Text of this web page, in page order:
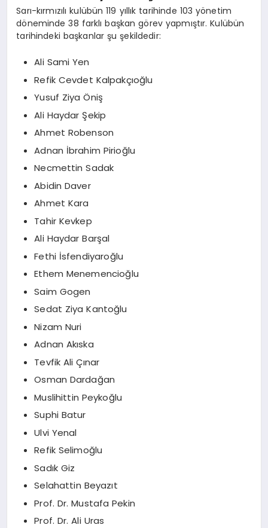
Sarı-kırmızılı kulübün 119 yıllık tarihinde 103 yönetim
döneminde 38 farklı başkan görev yapmıştır. Kulübün
tarihindeki başkanlar şu şekildedir:
Ali Sami Yen
Refik Cevdet Kalpakçıoğlu
Yusuf Ziya Öniş
Ali Haydar Şekip
Ahmet Robenson
Adnan İbrahim Pirioğlu
Necmettin Sadak
Abidin Daver
Ahmet Kara
Tahir Kevkep
Ali Haydar Barşal
Fethi İsfendiyaroğlu
Ethem Menemencioğlu
Saim Gogen
Sedat Ziya Kantoğlu
Nizam Nuri
Adnan Akıska
Tevfik Ali Çınar
Osman Dardağan
Muslihittin Peykoğlu
Suphi Batur
Ulvi Yenal
Refik Selimoğlu
Sadık Giz
Selahattin Beyazıt
Prof. Dr. Mustafa Pekin
Prof. Dr. Ali Uras